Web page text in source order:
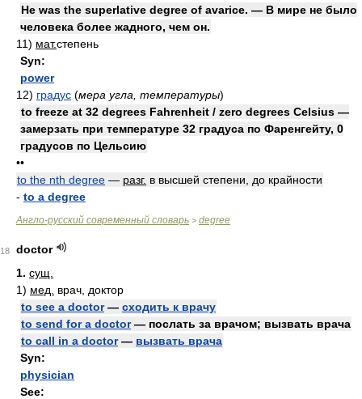
He was the superlative degree of avarice. — В мире не было
человека более жадного, чем он.
11) мат.степень
Syn:
power
12) градус (мера угла, температуры)
to freeze at 32 degrees Fahrenheit / zero degrees Celsius —
замерзать при температуре 32 градуса по Фаренгейту, 0
градусов по Цельсию
••
to the nth degree — разг. в высшей степени, до крайности
- to a degree
Англо-русский современный словарь > degree
18
doctor
1. сущ.
1) мед.
врач, доктор
to see a doctor— сходить к врачу
to send for a doctor— послать за врачом; вызвать врача
to call in a doctor— вызвать врача
Syn:
physician
See: